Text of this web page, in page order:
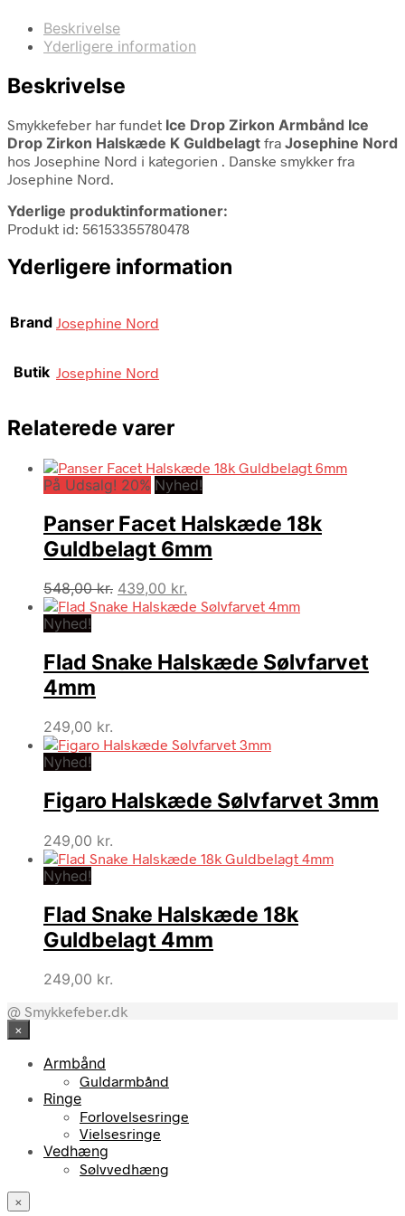
Beskrivelse
Yderligere information
Beskrivelse
Smykkefeber har fundet Ice Drop Zirkon Armbånd Ice
Drop Zirkon Halskæde K Guldbelagt fra Josephine Nord
hos Josephine Nord i kategorien . Danske smykker fra
Josephine Nord.
Yderlige produktinformationer:
Produkt id: 56153355780478
Yderligere information
Brand Josephine Nord
Butik Josephine Nord
Relaterede varer
På Udsalg! 20% Nyhed!
Panser Facet Halskæde 18k
Guldbelagt 6mm
548,00kr. Den
oprindelige
548,00 kr..
439,00 kr.
aktuelle
439,00 kr..
Nyhed!
Flad Snake Halskæde Sølvfarvet
4mm
249,00 kr.
Nyhed!
Figaro Halskæde Sølvfarvet 3mm
249,00 kr.
Nyhed!
Flad Snake Halskæde 18k
Guldbelagt 4mm
249,00 kr.
@ Smykkefeber.dk
×
Armbånd
Guldarmbånd
Ringe
Forlovelsesringe
Vielsesringe
Vedhæng
Sølvvedhæng
×